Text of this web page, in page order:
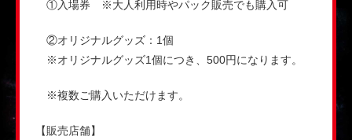
①入場券 ※大人利用時やパック販売でも購入可
②オリジナルグッズ：1個
※オリジナルグッズ1個につき、500円になります。
※複数ご購入いただけます。
【販売店舗】